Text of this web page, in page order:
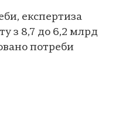
експертиза
з 8,7 до 6,2 млрд
потреби